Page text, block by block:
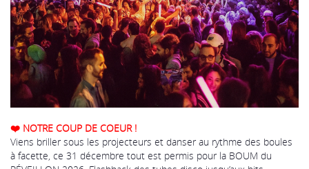
❤️ NOTRE COUP DE COEUR !
Viens briller sous les projecteurs et danser au rythme des boules
à facette, ce 31 décembre tout est permis pour la BOUM du